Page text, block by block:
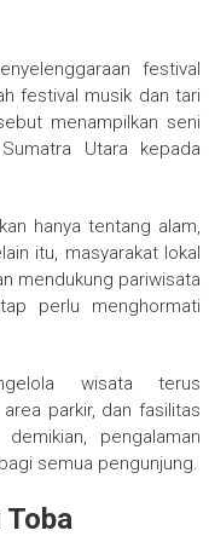
festival
festival musik dan tari
menampilkan seni
Utara kepada
hanya tentang alam,
itu, masyarakat lokal
mendukung pariwisata
perlu menghormati
wisata terus
parkir, dan fasilitas
pengalaman
semua pengunjung.